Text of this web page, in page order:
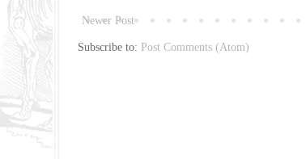
Newer Post
Subscribe to: Post Comments (Atom)